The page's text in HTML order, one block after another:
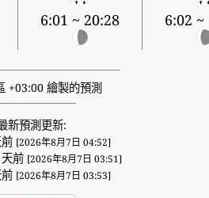
6:01 ~ 20:28 6:02 ~
+03:00 繪製的預測
新預測更新:
[2026年8月7日 04:52]
前 [2026年8月7日 03:51]
[2026年8月7日 03:53]